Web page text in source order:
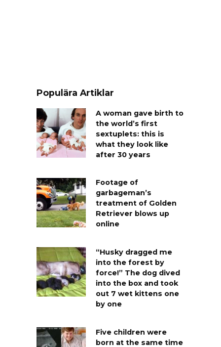
Populära Artiklar
A woman gave birth to
the world’s first
sextuplets: this is
what they look like
after 30 years
Footage of
garbageman’s
treatment of Golden
Retriever blows up
online
“Husky dragged me
into the forest by
force!” The dog dived
into the box and took
out 7 wet kittens one
by one
Five children were
born at the same time